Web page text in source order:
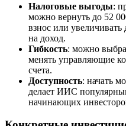
Налоговые выгоды:
можно вернуть до 52
взнос или увеличивать
на доход.
Гибкость: можно
менять управляющие
счета.
Доступность: начать
делает ИИС
начинающих